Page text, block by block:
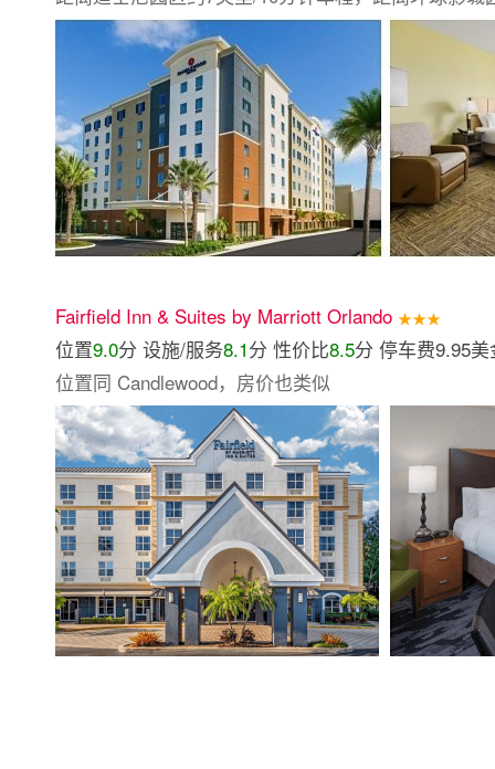
Fairfield Inn & Suites by Marriott Orlando ★★★
位置9.0分 设施/服务8.1分 性价比8.5分 停车费9.95
位置同 Candlewood，房价也类似